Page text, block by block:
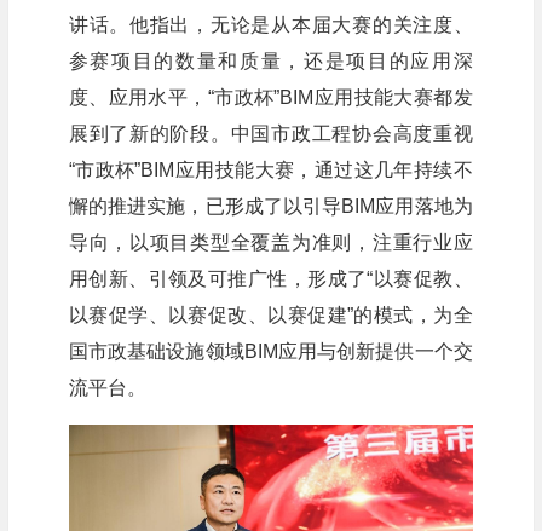
讲话。他指出，无论是从本届大赛的关注度、
参赛项目的数量和质量，还是项目的应用深
度、应用水平，“市政杯”BIM应用技能大赛都发
展到了新的阶段。中国市政工程协会高度重视
“市政杯”BIM应用技能大赛，通过这几年持续不
懈的推进实施，已形成了以引导BIM应用落地为
导向，以项目类型全覆盖为准则，注重行业应
用创新、引领及可推广性，形成了“以赛促教、
以赛促学、以赛促改、以赛促建”的模式，为全
国市政基础设施领域BIM应用与创新提供一个交
流平台。